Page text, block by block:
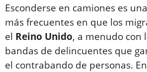
Esconderse en camiones es
más frecuentes en que los
el Reino Unido, a menudo con
bandas de delincuentes que
el contrabando de personas.